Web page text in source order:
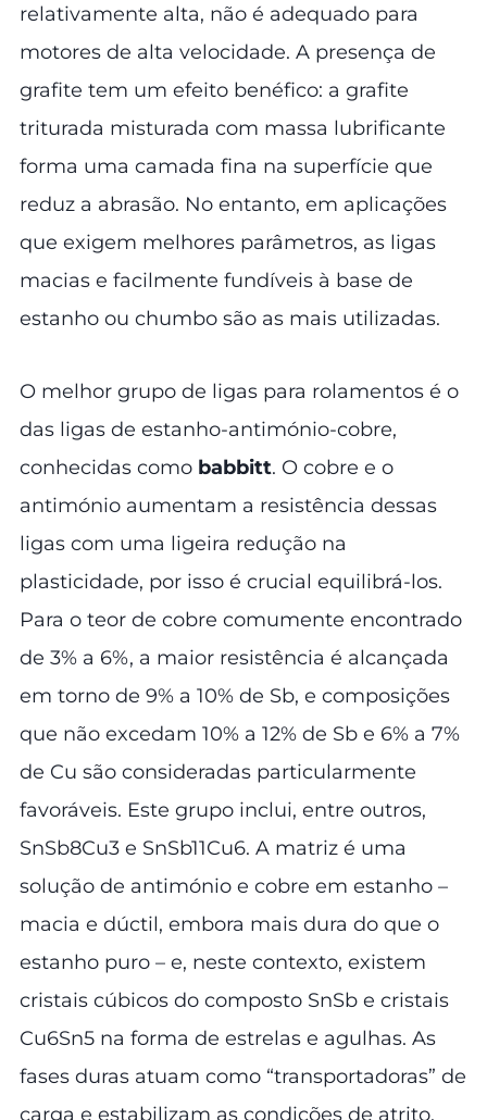
relativamente alta, não é adequado para
motores de alta velocidade. A presença de
grafite tem um efeito benéfico: a grafite
triturada misturada com massa lubrificante
forma uma camada fina na superfície que
reduz a abrasão. No entanto, em aplicações
que exigem melhores parâmetros, as ligas
macias e facilmente fundíveis à base de
estanho ou chumbo são as mais utilizadas.
O melhor grupo de ligas para rolamentos é o
das ligas de estanho-antimónio-cobre,
conhecidas como babbitt. O cobre e o
antimónio aumentam a resistência dessas
ligas com uma ligeira redução na
plasticidade, por isso é crucial equilibrá-los.
Para o teor de cobre comumente encontrado
de 3% a 6%, a maior resistência é alcançada
em torno de 9% a 10% de Sb, e composições
que não excedam 10% a 12% de Sb e 6% a 7%
de Cu são consideradas particularmente
favoráveis. Este grupo inclui, entre outros,
SnSb8Cu3 e SnSb11Cu6. A matriz é uma
solução de antimónio e cobre em estanho –
macia e dúctil, embora mais dura do que o
estanho puro – e, neste contexto, existem
cristais cúbicos do composto SnSb e cristais
Cu6Sn5 na forma de estrelas e agulhas. As
fases duras atuam como “transportadoras” de
carga e estabilizam as condições de atrito,